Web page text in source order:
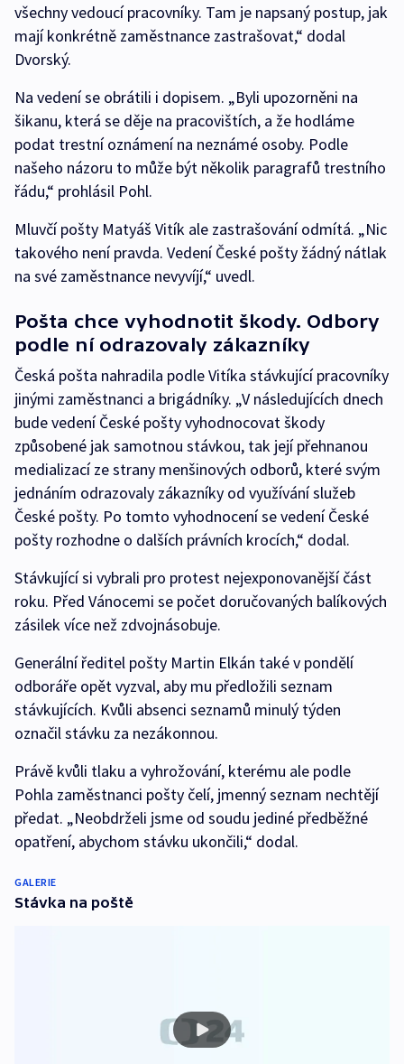
všechny vedoucí pracovníky. Tam je napsaný postup, jak
mají konkrétně zaměstnance zastrašovat,“ dodal
Dvorský.
Na vedení se obrátili i dopisem. „Byli upozorněni na
šikanu, která se děje na pracovištích, a že hodláme
podat trestní oznámení na neznámé osoby. Podle
našeho názoru to může být několik paragrafů trestního
řádu,“ prohlásil Pohl.
Mluvčí pošty Matyáš Vitík ale zastrašování odmítá. „Nic
takového není pravda. Vedení České pošty žádný nátlak
na své zaměstnance nevyvíjí,“ uvedl.
Pošta chce vyhodnotit škody. Odbory
podle ní odrazovaly zákazníky
Česká pošta nahradila podle Vitíka stávkující pracovníky
jinými zaměstnanci a brigádníky. „V následujících dnech
bude vedení České pošty vyhodnocovat škody
způsobené jak samotnou stávkou, tak její přehnanou
medializací ze strany menšinových odborů, které svým
jednáním odrazovaly zákazníky od využívání služeb
České pošty. Po tomto vyhodnocení se vedení České
pošty rozhodne o dalších právních krocích,“ dodal.
Stávkující si vybrali pro protest nejexponovanější část
roku. Před Vánocemi se počet doručovaných balíkových
zásilek více než zdvojnásobuje.
Generální ředitel pošty Martin Elkán také v pondělí
odboráře opět vyzval, aby mu předložili seznam
stávkujících. Kvůli absenci seznamů minulý týden
označil stávku za nezákonnou.
Právě kvůli tlaku a vyhrožování, kterému ale podle
Pohla zaměstnanci pošty čelí, jmenný seznam nechtějí
předat. „Neobdrželi jsme od soudu jediné předběžné
opatření, abychom stávku ukončili,“ dodal.
GALERIE
Stávka na poště